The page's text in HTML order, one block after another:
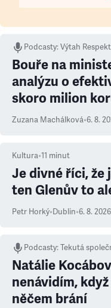
Podcasty:Výtah
Bouře na
analýzu o
skoro milion
Zuzana Machálková•6. 8.
Kultura•11 minut
Je divné říci, že
ten Glenův to
Petr Horký•Dublin•6. 8. 2026
Podcasty:Tekutá
Natálie
nenávidím,
něčem brání